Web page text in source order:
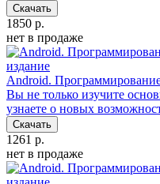
Скачать
1850 р.
нет в продаже
Android.
Вы не только изучите
узнаете о новых
Скачать
1261 р.
нет в продаже